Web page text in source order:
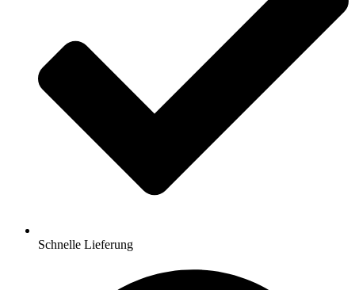
Schnelle Lieferung